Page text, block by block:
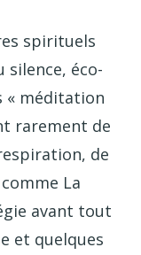
spirituels
silence, éco-
« méditation
rarement de
de
La
avant tout
et quelques